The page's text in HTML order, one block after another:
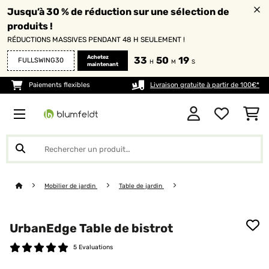
Jusqu’à 30 % de réduction sur une sélection de
produits !
RÉDUCTIONS MASSIVES PENDANT 48 H SEULEMENT !
FULLSWING30
Achetez
maintenant
33 H 50 M 18 S
Paiements flexibles Livraison gratuite à partir de 100€*
Mobilier de jardin Table de jardin
UrbanEdge Table de bistrot
5 Evaluations